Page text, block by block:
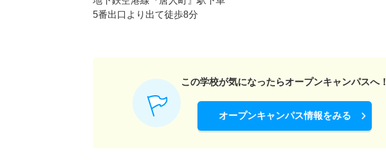
5番出口より出て徒歩8分
この学校が気になったらオープンキャンパスへ！
オープンキャンパス情報をみる